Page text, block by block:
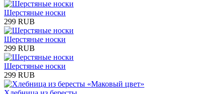
Шерстяные носки
299 RUB
Шерстяные носки
299 RUB
Шерстяные носки
299 RUB